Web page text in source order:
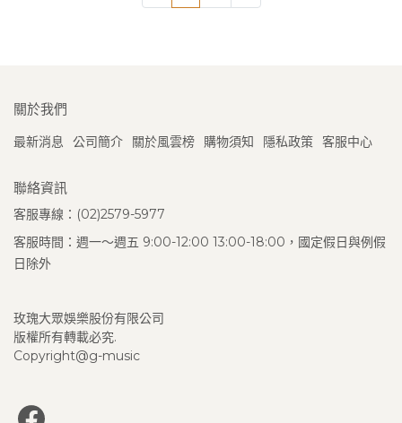
關於我們
最新消息 公司簡介 關於風雲榜 購物須知 隱私政策 客服中心
聯絡資訊
客服專線：(02)2579-5977
客服時間：週一～週五 9:00-12:00 13:00-18:00，國定假日與例假
日除外
玫瑰大眾娛樂股份有限公司
版權所有轉載必究.
Copyright@g-music